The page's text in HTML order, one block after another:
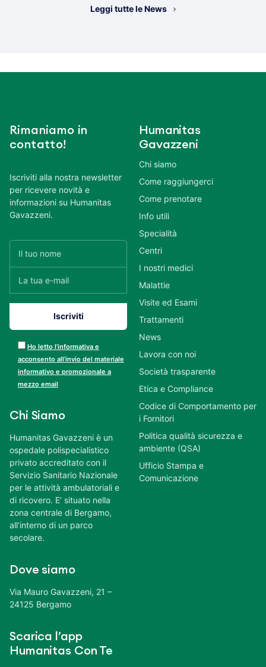
Leggi tutte le News
Rimaniamo in
contatto!
Iscriviti alla nostra newsletter
per ricevere novità e
informazioni su Humanitas
Gavazzeni.
Ho letto l’informativa e
acconsento all’invio del materiale
informativo e promozionale a
mezzo email
Chi Siamo
Humanitas Gavazzeni è un
ospedale polispecialistico
privato accreditato con il
Servizio Sanitario Nazionale
per le attività ambulatoriali e
di ricovero. E’ situato nella
zona centrale di Bergamo,
all’interno di un parco
secolare.
Dove siamo
Via Mauro Gavazzeni, 21 –
24125 Bergamo
Scarica l’app
Humanitas Con Te
Humanitas
Gavazzeni
Chi siamo
Come raggiungerci
Come prenotare
Info utili
Specialità
Centri
I nostri medici
Malattie
Visite ed Esami
Trattamenti
News
Lavora con noi
Società trasparente
Etica e Compliance
Codice di Comportamento per
i Fornitori
Politica qualità sicurezza e
ambiente (QSA)
Ufficio Stampa e
Comunicazione